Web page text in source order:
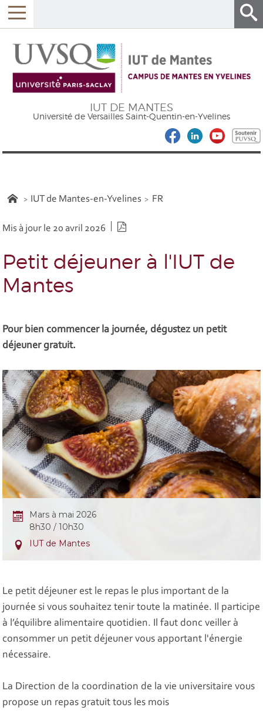
IUT DE MANTES
Université de Versailles Saint-Quentin-en-Yvelines
IUT de Mantes-en-Yvelines FR
Mis à jour le 20 avril 2026
Petit déjeuner à l'IUT de
Mantes
Pour bien commencer la journée, dégustez un petit
déjeuner gratuit.
Mars à mai 2026
8h30 / 10h30
IUT de Mantes
Le petit déjeuner est le repas le plus important de la
journée si vous souhaitez tenir toute la matinée. Il participe
à l’équilibre alimentaire quotidien. Il faut donc veiller à
consommer un petit déjeuner vous apportant l'énergie
nécessaire.
La Direction de la coordination de la vie universitaire vous
propose un repas gratuit tous les mois